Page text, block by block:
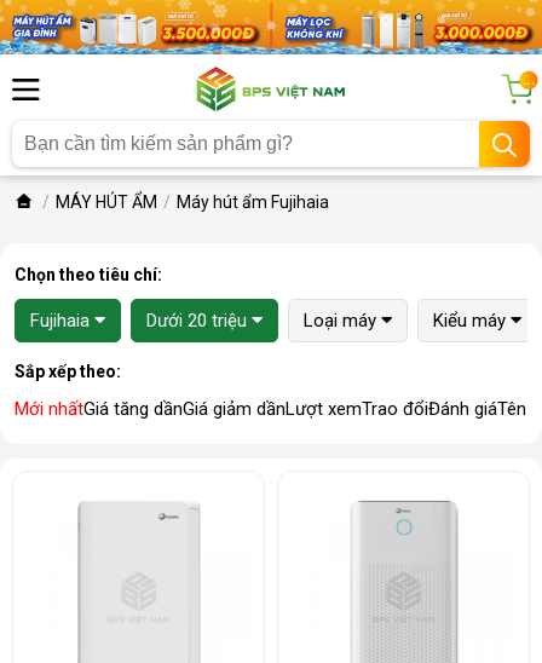
...
MÁY HÚT ẨM Máy hút ẩm Fujihaia
Chọn theo tiêu chí:
Fujihaia Dưới 20 triệu Loại máy Kiểu máy
Sắp xếp theo:
Mới nhấtGiá tăng dầnGiá giảm dầnLượt xemTrao đổiĐánh giáTên